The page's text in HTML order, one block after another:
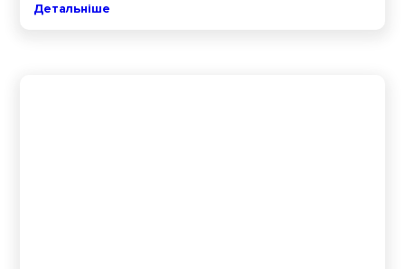
Детальніше